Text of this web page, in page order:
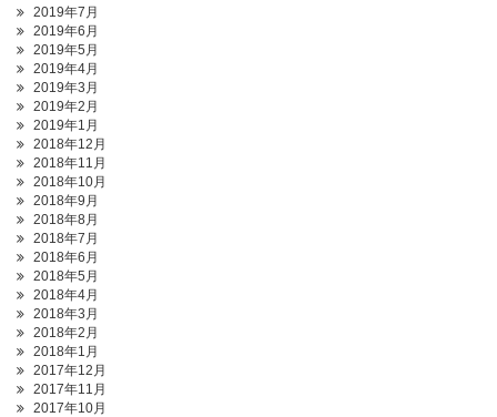
2019年7月
2019年6月
2019年5月
2019年4月
2019年3月
2019年2月
2019年1月
2018年12月
2018年11月
2018年10月
2018年9月
2018年8月
2018年7月
2018年6月
2018年5月
2018年4月
2018年3月
2018年2月
2018年1月
2017年12月
2017年11月
2017年10月